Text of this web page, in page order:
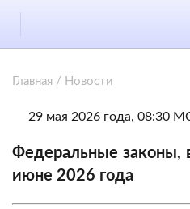
Главная / Новости
29 мая 2026 года, 08:30
Федеральные законы,
июне 2026 года